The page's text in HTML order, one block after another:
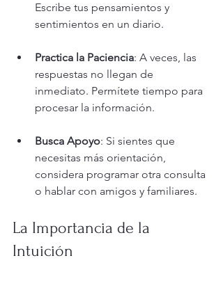
Escribe tus pensamientos y
sentimientos en un diario.
Practica la Paciencia: A veces, las
respuestas no llegan de
inmediato. Permítete tiempo para
procesar la información.
Busca Apoyo: Si sientes que
necesitas más orientación,
considera programar otra consulta
o hablar con amigos y familiares.
La Importancia de la
Intuición